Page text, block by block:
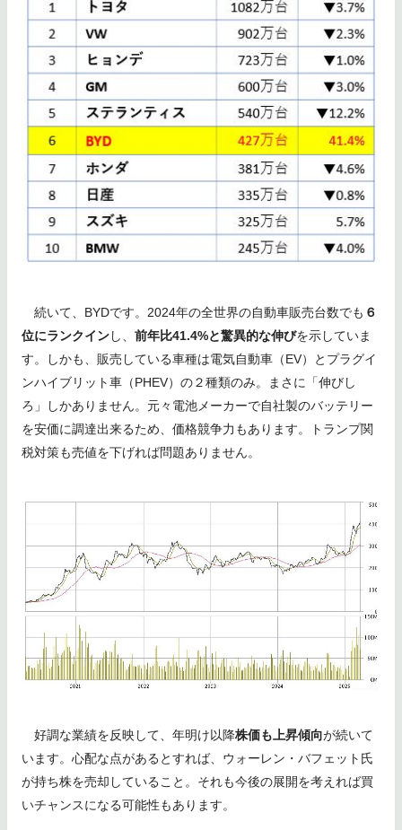
続いて、BYDです。2024年の全世界の自動車販売台数でも ６
位にランクインし、 前年比41.4%と驚異的な伸びを示していま
す。しかも、販売している車種は電気自動車（EV）とプラグイ
ンハイブリット車（PHEV）の２種類のみ。まさに「伸びし
ろ」しかありません。元々電池メーカーで自社製のバッテリー
を安価に調達出来るため、価格競争力もあります。トランプ関
税対策も売値を下げれば問題ありません。
好調な業績を反映して、年明け以降株価も上昇傾向が続いて
います。心配な点があるとすれば、ウォーレン・バフェット氏
が持ち株を売却していること。それも今後の展開を考えれば買
いチャンスになる可能性もあります。